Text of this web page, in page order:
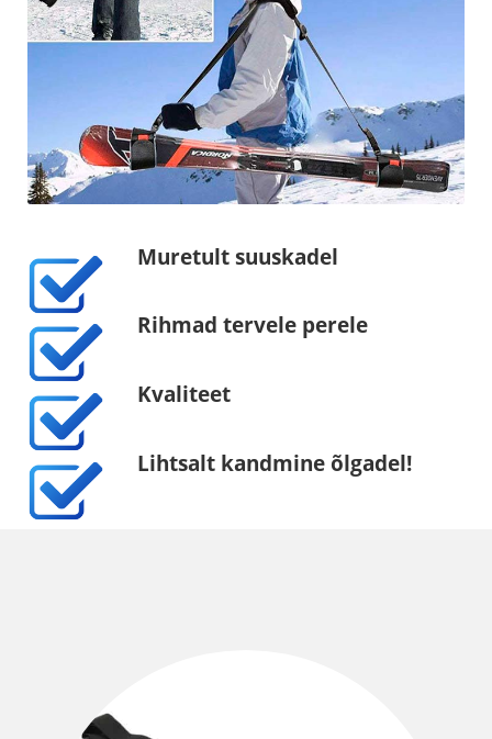
Muretult suuskadel
Rihmad tervele perele
Kvaliteet
Lihtsalt kandmine õlgadel!